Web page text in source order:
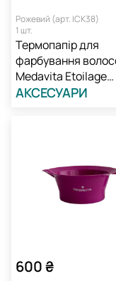
Рожевий (арт. ICK38)
1 шт.
Термопапір для
фарбування
Medavita Etoilage
Platinum
АКСЕСУАРИ
600₴